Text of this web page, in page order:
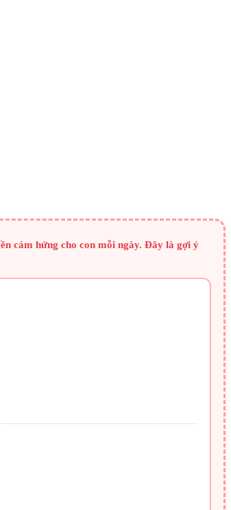
cảm hứng cho con mỗi ngày. Đây là gợi ý